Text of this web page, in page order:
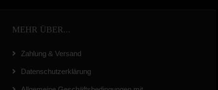
MEHR ÜBER...
Zahlung & Versand
Datenschutzerklärung